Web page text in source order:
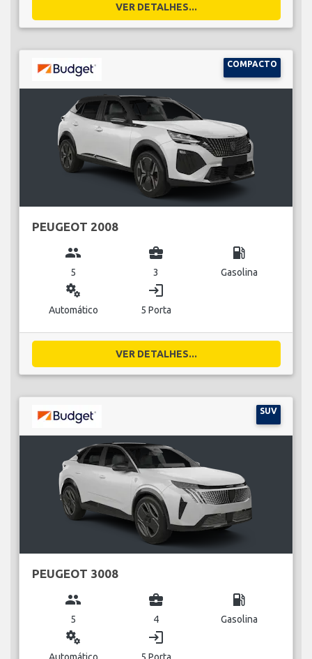
VER DETALHES...
COMPACTO
PEUGEOT 2008
group
5
business_center
3
local_gas_station
Gasolina
miscellaneous_services
Automático
login
5 Porta
VER DETALHES...
SUV
PEUGEOT 3008
group
5
business_center
4
local_gas_station
Gasolina
miscellaneous_services login